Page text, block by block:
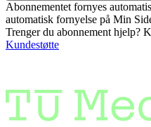
Abonnementet fornyes
automatisk fornyelse på Min
Trenger du abonnement hjelp?
Kundestøtte